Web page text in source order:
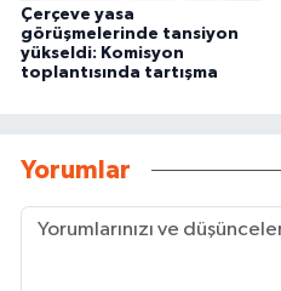
Çerçeve yasa
görüşmelerinde tansiyon
yükseldi: Komisyon
toplantısında tartışma
Yorumlar